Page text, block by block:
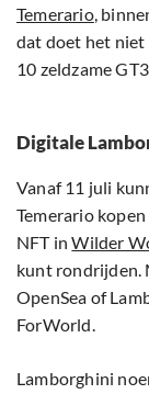
Temerario,
dat doet het niet
10 zeldzame
Digitale
Vanaf 11 juli
Temerario
NFT inWilder
kunt rondrijden.
OpenSea of
ForWorld.
Lamborghini